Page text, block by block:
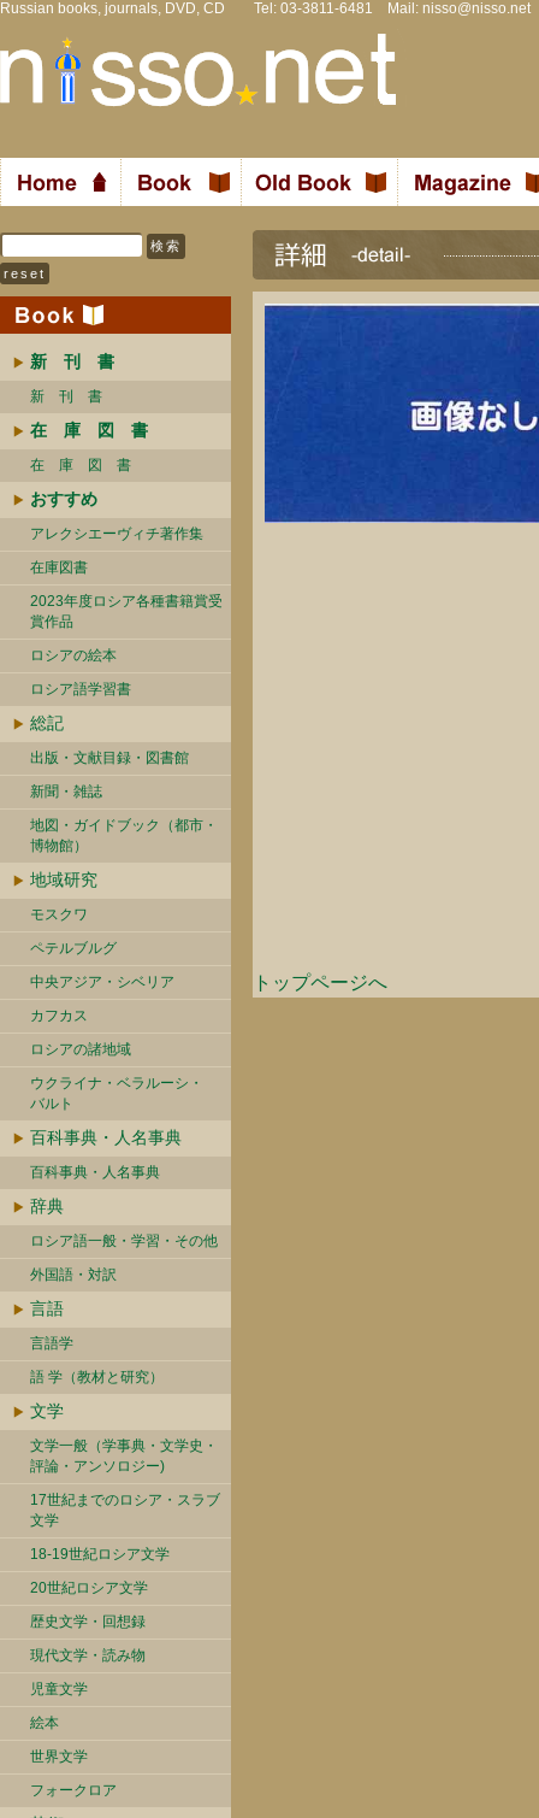
Russian books, journals, DVD, CD Tel: 03-3811-6481 Mail: nisso@nisso.net
新 刊 書
新 刊 書
在 庫 図 書
在 庫 図 書
おすすめ
アレクシエーヴィチ著作集
在庫図書
2023年度ロシア各種書籍賞受
賞作品
ロシアの絵本
ロシア語学習書
総記
出版・文献目録・図書館
新聞・雑誌
地図・ガイドブック（都市・
博物館）
地域研究
モスクワ
ペテルブルグ
中央アジア・シベリア
カフカス
ロシアの諸地域
ウクライナ・ベラルーシ・
バルト
百科事典・人名事典
百科事典・人名事典
辞典
ロシア語一般・学習・その他
外国語・対訳
言語
言語学
語 学（教材と研究）
文学
文学一般（学事典・文学史・
評論・アンソロジー)
17世紀までのロシア・スラブ
文学
18-19世紀ロシア文学
20世紀ロシア文学
歴史文学・回想録
現代文学・読み物
児童文学
絵本
世界文学
フォークロア
トップページへ